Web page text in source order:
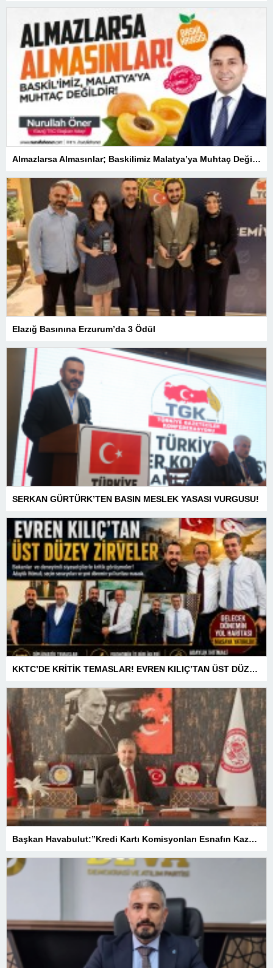
Almazlarsa Almasınlar; Baskilimiz Malatya’ya Muhtaç Değildir
Elazığ Basınına Erzurum’da 3 Ödül
SERKAN GÜRTÜRK’TEN BASIN MESLEK YASASI VURGUSU!
KKTC’DE KRİTİK TEMASLAR! EVREN KILIÇ’TAN ÜST DÜZEY ZİRVELER
Başkan Havabulut:”Kredi Kartı Komisyonları Esnafın Kazancını Eritiyor”